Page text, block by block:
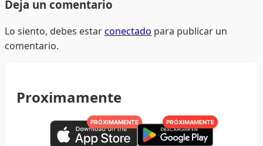
Deja un comentario
Lo siento, debes estarconectado para publicar un
comentario.
Proximamente
PRÓXIMAMENTE PRÓXIMAMENTE